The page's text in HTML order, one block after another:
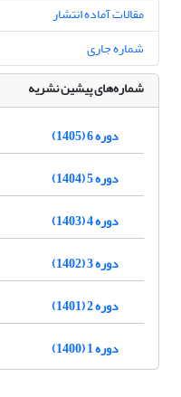
مقالات آماده انتشار
شماره جاری
شماره‌های پیشین نشریه
دوره 6 (1405)
دوره 5 (1404)
دوره 4 (1403)
دوره 3 (1402)
دوره 2 (1401)
دوره 1 (1400)